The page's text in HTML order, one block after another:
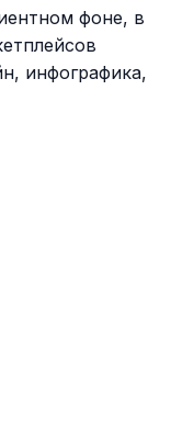
фоне, в
инфографика,